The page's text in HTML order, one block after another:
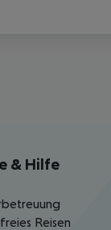
& Hilfe
Reisen